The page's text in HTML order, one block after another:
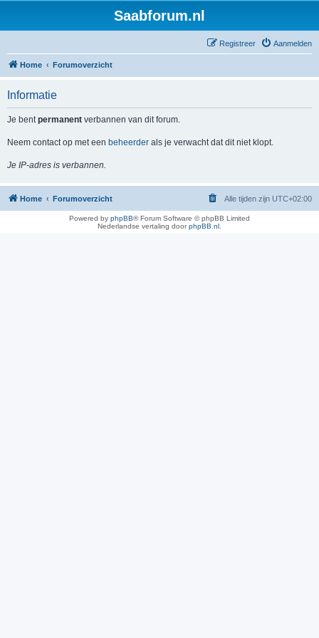
Saabforum.nl
Aanmelden
Registreer
Home Forumoverzicht
Informatie
Je bentpermanent verbannen van dit forum.
Neem contact op met een beheerder als je verwacht dat dit niet klopt.
Je IP-adres is verbannen.
Home Forumoverzicht Alle tijden zijn UTC+02:00
Powered by phpBB® Forum Software © phpBB Limited
Nederlandse vertaling doorphpBB.nl